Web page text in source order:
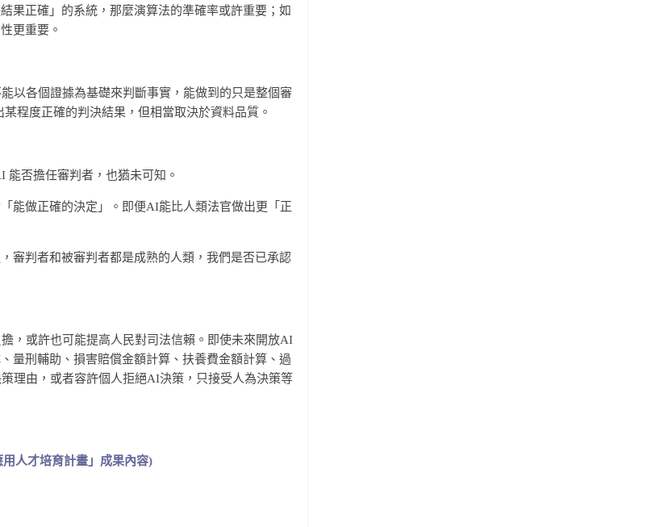
果正確」的系統，那麼演算法的準確率或許重要；如
更重要。
以各個證據為基礎來判斷事實，能做到的只是整個審
程度正確的判決結果，但相當取決於資料品質。
否擔任審判者，也猶未可知。
能做正確的決定」。即便AI能比人類法官做出更「正
審判者和被審判者都是成熟的人類，我們是否已承認
，或許也可能提高人民對司法信賴。即使未來開放AI
量刑輔助、損害賠償金額計算、扶養費金額計算、過
理由，或者容許個人拒絕AI決策，只接受人為決策等
人才培育計畫」 成果內容)